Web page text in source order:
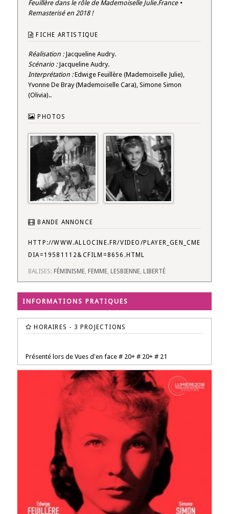
Feuillère dans le rôle de Mademoiselle Julie.France •
Remasterisé en 2018 !
FICHE ARTISTIQUE
Réalisation :Jacqueline Audry.
Scénario :Jacqueline Audry.
Interprétation :Edwige Feuillère (Mademoiselle Julie),
Yvonne De Bray (Mademoiselle Cara), Simone Simon
(Olivia)..
PHOTOS
BANDE ANNONCE
HTTP://WWW.ALLOCINE.FR/VIDEO/PLAYER_GEN_CME
DIA=19581112&CFILM=8656.HTML
BALISES: FÉMINISME, FEMME, LESBIENNE, LIBERTÉ
INFORMATIONS PRATIQUES
HORAIRES - 3 PROJECTIONS
Présenté lors de Vues d'en face # 20+ # 20+ # 21